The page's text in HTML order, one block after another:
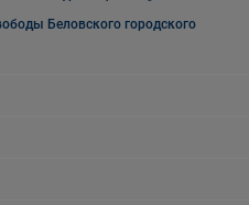
Беловского городского